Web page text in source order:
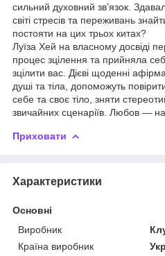
сильний духовний зв’язок.
світі стресів та переживань
постояти на цих трьох китах?
Луїза Хей на власному досвіді
процес зцілення та прийняла
зцілити вас. Дієві щоденні
душі та тіла, допоможуть
себе та своє тіло, зняти
звичайних сценаріїв. Любов —
Приховати
Характеристики
Основні
Виробник
Країна виробник